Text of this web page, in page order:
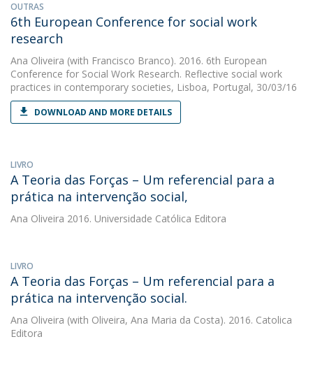
OUTRAS
6th European Conference for social work
research
Ana Oliveira (with Francisco Branco). 2016. 6th European
Conference for Social Work Research. Reflective social work
practices in contemporary societies, Lisboa, Portugal, 30/03/16
DOWNLOAD AND MORE DETAILS
LIVRO
A Teoria das Forças – Um referencial para a
prática na intervenção social,
Ana Oliveira 2016. Universidade Católica Editora
LIVRO
A Teoria das Forças – Um referencial para a
prática na intervenção social.
Ana Oliveira (with Oliveira, Ana Maria da Costa). 2016. Catolica
Editora